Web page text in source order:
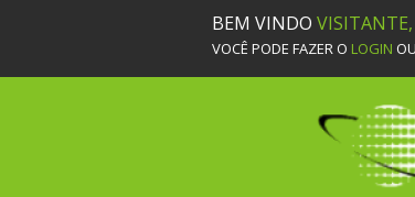
BEM VINDO VISITANTE,
VOCÊ PODE FAZER O LOGIN OU